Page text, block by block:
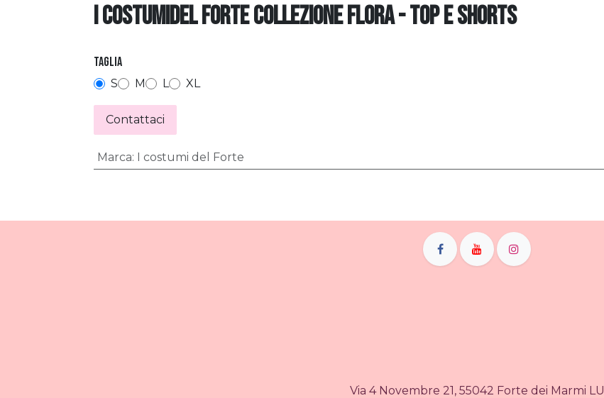
I COSTUMIDEL FORTE COLLEZIONE FLORA - TOP E SHORTS
Taglia
S M L XL
Contattaci
Marca: I costumi del Forte
Via 4 Novembre 21, 55042 Forte dei Marmi LU